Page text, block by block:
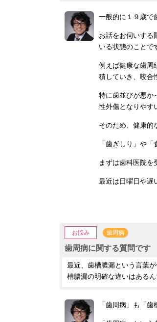
一般的に１９歳で
お話をお伺いする
いる状態のことで
例えば健康な歯周
積していき、咬合
特に歯並びが悪か
性外傷となりやす
そのため、健康的
「歯ぎしり」や
まずは歯科医院を
最近は日曜日や遅
お悩み 歯周病
歯周病に関する質問です
最近、歯槽膿漏という言葉
槽膿漏の明確な違いはあるん
「歯周病」も「